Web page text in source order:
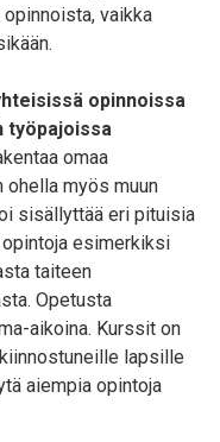
vaikka
opinnoissa
työpajoissa
omaa
myös muun
sisällyttää eri pituisia
esimerkiksi
taiteen
Opetusta
aikoina. Kurssit on
lapsille
aiempia opintoja